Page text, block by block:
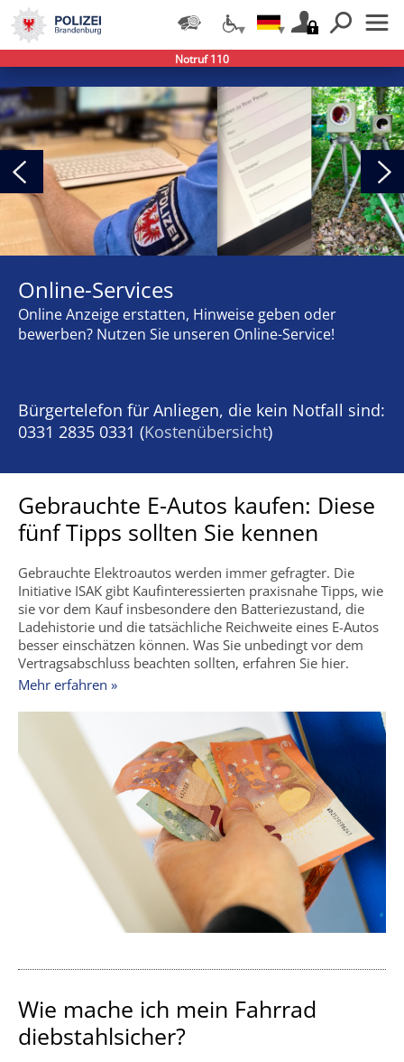
Bürgertelefon für Anliegen, die kein Notfall sind:
0331 2835 0331 (Kostenübersicht)
Gebrauchte E-Autos kaufen: Diese
fünf Tipps sollten Sie kennen
Gebrauchte Elektroautos werden immer gefragter. Die
Initiative ISAK gibt Kaufinteressierten praxisnahe Tipps, wie
sie vor dem Kauf insbesondere den Batteriezustand, die
Ladehistorie und die tatsächliche Reichweite eines E-Autos
besser einschätzen können. Was Sie unbedingt vor dem
Vertragsabschluss beachten sollten, erfahren Sie hier.
Mehr erfahren »
Wie mache ich mein Fahrrad
diebstahlsicher?
Notruf 110